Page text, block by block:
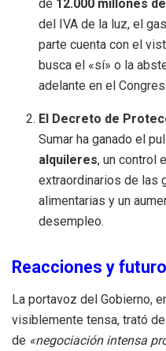
de 12.000 millones
del IVA de la luz, el
parte cuenta con el
busca el «sí» o la
adelante en el
El Decreto de
Sumar ha ganado el
alquileres, un control
extraordinarios de las
alimentarias y un
desempleo.
Reacciones y
La portavoz del Gobierno,
visiblemente tensa, trató
de «negociación intensa